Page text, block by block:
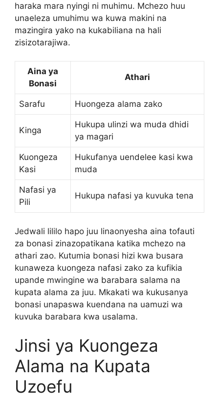
haraka mara nyingi ni muhimu. Mchezo huu
unaeleza umuhimu wa kuwa makini na
mazingira yako na kukabiliana na hali
zisizotarajiwa.
Aina ya
Bonasi
Athari
Sarafu Huongeza alama zako
Kinga
Hukupa ulinzi wa muda dhidi
ya magari
Kuongeza
Kasi
Hukufanya uendelee kasi kwa
muda
Nafasi ya
Pili
Hukupa nafasi ya kuvuka tena
Jedwali lililo hapo juu linaonyesha aina tofauti
za bonasi zinazopatikana katika mchezo na
athari zao. Kutumia bonasi hizi kwa busara
kunaweza kuongeza nafasi zako za kufikia
upande mwingine wa barabara salama na
kupata alama za juu. Mkakati wa kukusanya
bonasi unapaswa kuendana na uamuzi wa
kuvuka barabara kwa usalama.
Jinsi ya Kuongeza
Alama na Kupata
Uzoefu